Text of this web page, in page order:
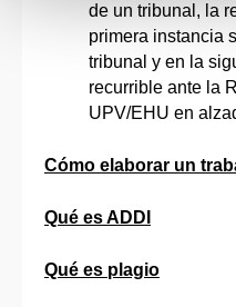
de un tribunal, la
primera instancia
tribunal y en la
recurrible ante la
UPV/EHU en
Cómo elaborar un
Qué es ADDI
Qué es plagio